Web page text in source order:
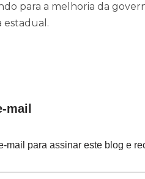
para a melhoria da
estadual.
mail
mail para assinar este blog e